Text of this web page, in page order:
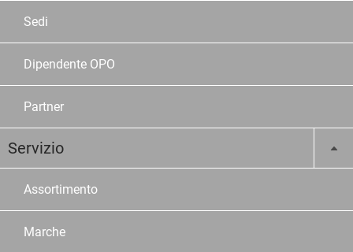
Sedi
Dipendente OPO
Partner
Servizio
Assortimento
Marche